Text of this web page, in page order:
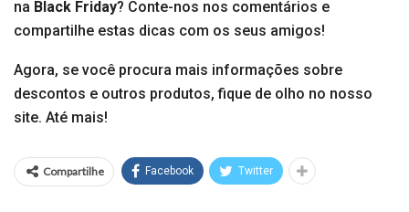
na Black Friday? Conte-nos nos comentários e
compartilhe estas dicas com os seus amigos!
Agora, se você procura mais informações sobre
descontos e outros produtos, fique de olho no nosso
site. Até mais!
Compartilhe Facebook Twitter